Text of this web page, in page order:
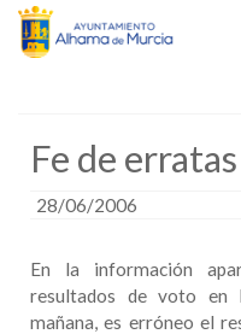
Fe de erratas
28/06/2006
En la información
resultados de voto en
mañana, es erróneo el